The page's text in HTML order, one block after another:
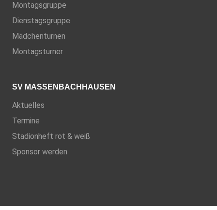
Montagsgruppe
Dienstagsgruppe
Mädchenturnen
Montagsturner
SV MASSENBACHHAUSEN
Aktuelles
Termine
Stadionheft rot & weiß
Sponsor werden